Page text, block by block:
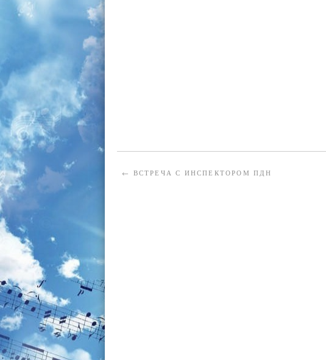
← ВСТРЕЧА С ИНСПЕКТОРОМ ПДН